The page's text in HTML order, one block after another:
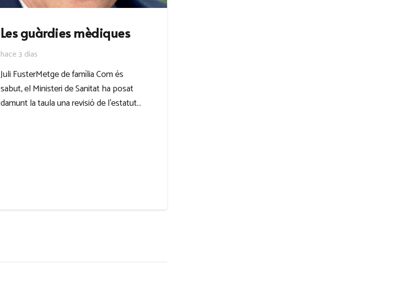
Les guàrdies mèdiques
hace 3 días
Juli FusterMetge de família Com és
sabut, el Ministeri de Sanitat ha posat
damunt la taula una revisió de l’estatut…